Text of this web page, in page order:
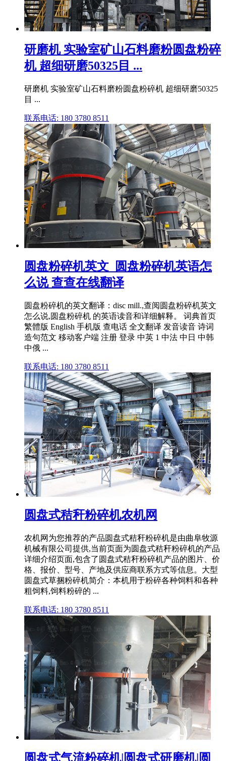
研磨机 实验室矿山石料磨粉圆盘粉碎
机 超细研磨50325目 ...
研磨机 实验室矿山石料磨粉圆盘粉碎机 超细研磨50325
目 ...
联系电话: 180 3780 8511
圆盘粉碎机英文_圆盘粉碎机英语怎
么说 查查在线翻译
圆盘粉碎机的英文翻译：disc mill.,查阅圆盘粉碎机英文
怎么说,圆盘粉碎机 的英语读音和详细解释。 词典首页
繁體版 English 手机版 查电话 全文翻译 发音读音 诗词
造句范文 移动客户端 注册 登录 中英 1 中法 中日 中韩
中俄 ...
联系电话: 180 3780 8511
圆盘式秸秆粉碎机农机网
农机网为您推荐的产品圆盘式秸秆粉碎机是由曲阜牧源
机械有限公司提供,当前页面为圆盘式秸秆粉碎机的产品
详细介绍页面,包含了圆盘式秸秆粉碎机产品的图片、价
格、报价、型号、产地及供应商联系方式等信息。大型
圆盘式草捆粉碎机简介：本机用于粉碎各种饲料和各种
粗饲料,饲料粉碎的 ...
联系电话: 180 3780 8511
圆盘式气流粉碎机|圆盘式研磨机|圆